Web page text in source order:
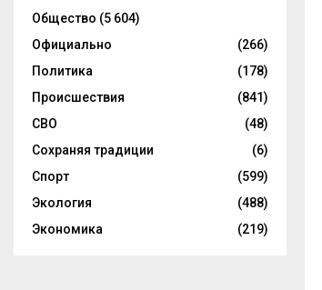
Общество (5 604)
Официально
(266)
Политика
(178)
Происшествия
(841)
СВО
(48)
Сохраняя традиции
(6)
Спорт
(599)
Экология
(488)
Экономика
(219)